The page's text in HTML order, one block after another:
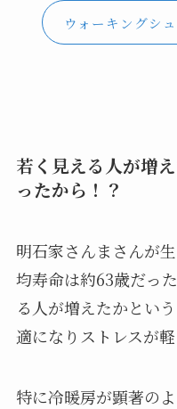
ウォーキングシ
若く見える人が増
ったから！？
明石家さんまさんが
均寿命は約63歳だっ
る人が増えたかとい
適になりストレスが
特に冷暖房が顕著の